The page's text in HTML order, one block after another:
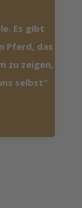
Es gibt
Pferd, das
zu zeigen,
selbst“